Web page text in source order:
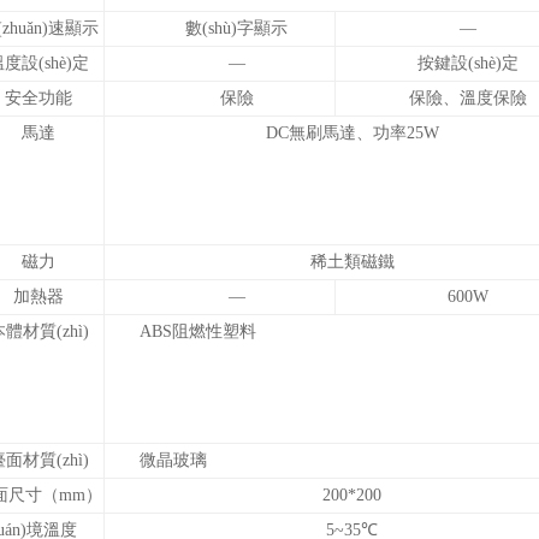
速顯示 數(shù)字顯示
—
度設(shè)定
—
按鍵設(shè)定
安全功能
保險
保險、溫度保險
馬達
DC無刷馬達、功率25W
磁力
稀土類磁鐵
加熱器
—
600W
體材質(zhì)
ABS阻燃性塑料
面材質(zhì)
微晶玻璃
尺寸（mm）
200*200
境溫度
5~35℃